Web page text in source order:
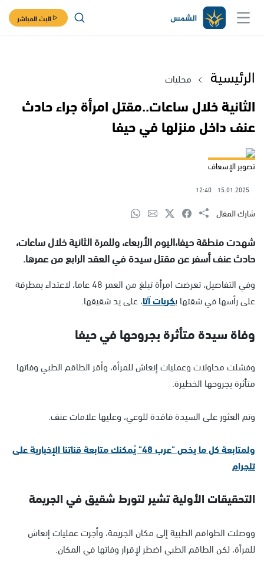
البث المباشر
الرئيسية محليات
الثانية خلال ساعات..مقتل امرأة جراء حادث
عنف داخل منزلها في حيفا
تصوير الإسعاف
15.01.2025
12:40
شارك المقال
شهدت منطقة حيفا،اليوم الأربعاء، وللمرة الثانية خلال ساعات،
حادث عنف أسفر عن مقتل سيدة في العقد الرابع من عمرها.
وفي التفاصيل، تعرضت امرأة تبلغ من العمر 48 عاما، لاعتداء بمطرقة
على رأسها في شقتها بكريات آتا، على يد شقيقها.
وفاة سيدة متأثرة بجروحها في حيفا
وفشلت محاولات وعمليات إنعاش للمرأة، وأقر الطاقم الطبي وفاتها
متأثرة بجروحها الخطيرة.
وتم العثور على السيدة فاقدة للوعي، وعليها علامات عنف.
ولمتابعة كل ما يخص "عرب 48" يُمكنك متابعة قناتنا الإخبارية على
تلجرام
التحقيقات الأولية تشير لتورط شقيق في الجريمة
ووصلت الطواقم الطبية إلى مكان الجريمة، وأجرت عمليات إنعاش
للمرأة، لكن الطاقم الطبي اضطر لإقرار وفاتها في المكان.